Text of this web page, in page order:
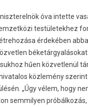
óva in­tet­te
tes­tületek­hez
érdekében
béketárgyalásokat.
hűen köz­vetlenül
közlemény
„Úgy vélem, hogy
sem­mily­en